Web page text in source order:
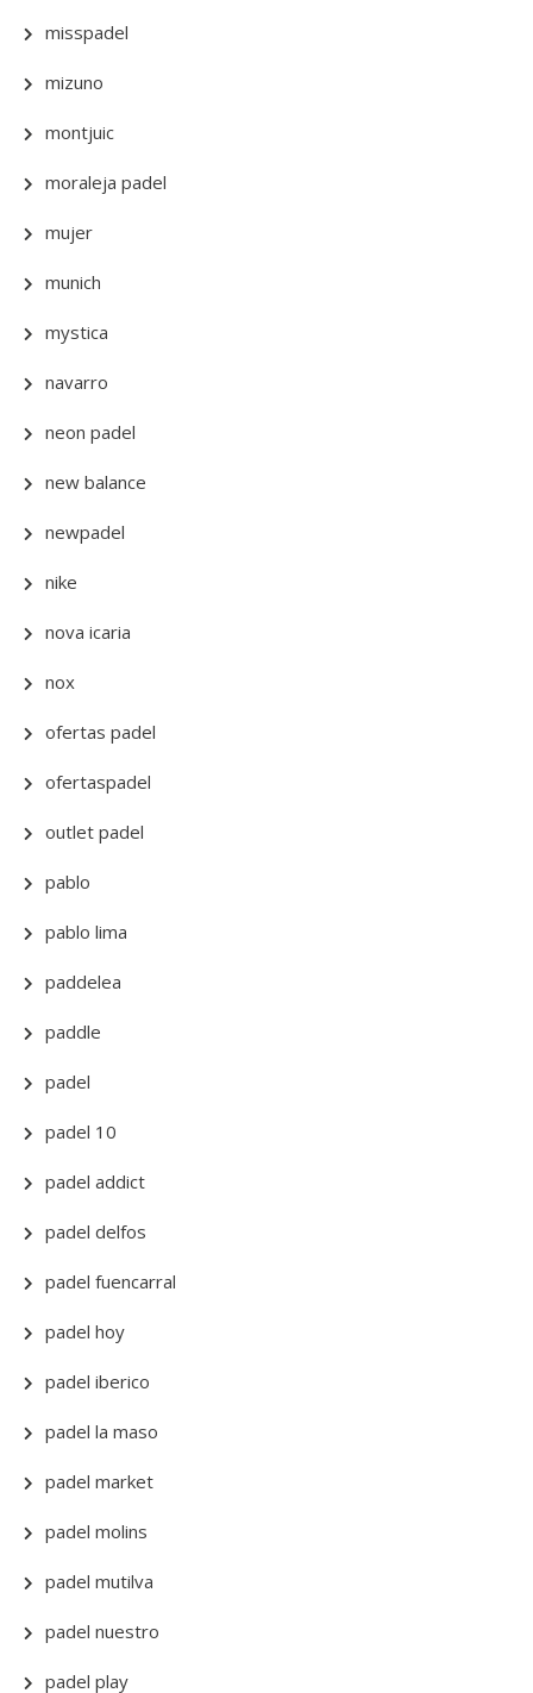
misspadel
mizuno
montjuic
moraleja padel
mujer
munich
mystica
navarro
neon padel
new balance
newpadel
nike
nova icaria
nox
ofertas padel
ofertaspadel
outlet padel
pablo
pablo lima
paddelea
paddle
padel
padel 10
padel addict
padel delfos
padel fuencarral
padel hoy
padel iberico
padel la maso
padel market
padel molins
padel mutilva
padel nuestro
padel play